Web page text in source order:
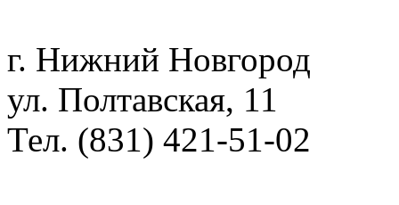
г. Нижний Новгород
ул. Полтавская, 11
Тел. (831) 421-51-02